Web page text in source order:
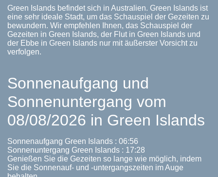
Green Islands befindet sich in Australien. Green Islands ist
eine sehr ideale Stadt, um das Schauspiel der Gezeiten zu
bewundern. Wir empfehlen Ihnen, das Schauspiel der
Gezeiten in Green Islands, der Flut in Green Islands und
der Ebbe in Green Islands nur mit äußerster Vorsicht zu
verfolgen.
Sonnenaufgang und
Sonnenuntergang vom
08/08/2026 in Green Islands
Sonnenaufgang Green Islands : 06:56
Sonnenuntergang Green Islands : 17:28
Genießen Sie die Gezeiten so lange wie möglich, indem
Sie die Sonnenauf- und -untergangszeiten im Auge